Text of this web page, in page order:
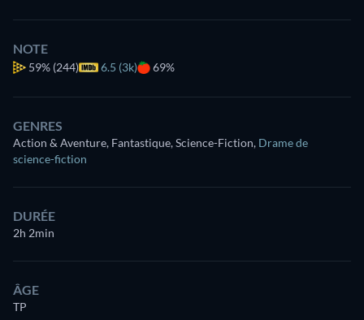
NOTE
59% (244) 6.5 (3k) 69%
GENRES
Action & Aventure, Fantastique, Science-Fiction, Drame de
science-fiction
DURÉE
2h 2min
ÂGE
TP